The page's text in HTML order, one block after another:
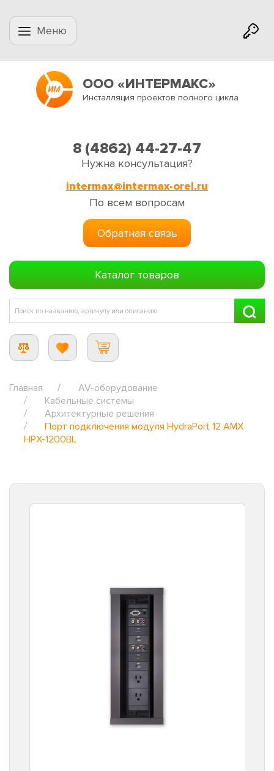
Меню
ООО «ИНТЕРМАКС»
Инсталляция проектов полного цикла
8 (4862) 44-27-47
Нужна консультация?
intermax@intermax-orel.ru
По всем вопросам
Обратная связь
Каталог товаров
Главная
AV-оборудование
Кабельные системы
Архитектурные решения
Порт подключения модуля HydraPort 12 AMX
HPX-1200BL